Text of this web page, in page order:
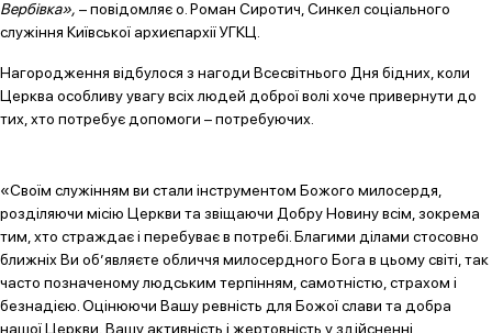
Вербівка», – повідомляє о. Роман Сиротич, Синкел соціального
служіння Київської архиєпархії УГКЦ.
Нагородження відбулося з нагоди Всесвітнього Дня бідних, коли
Церква особливу увагу всіх людей доброї волі хоче привернути до
тих, хто потребує допомоги – потребуючих.
«Своїм служінням ви стали інструментом Божого милосердя,
розділяючи місію Церкви та звіщаючи Добру Новину всім, зокрема
тим, хто страждає і перебуває в потребі. Благими ділами стосовно
ближніх Ви об’являєте обличчя милосердного Бога в цьому світі, так
часто позначеному людським терпінням, самотністю, страхом і
безнадією. Оцінюючи Вашу ревність для Божої слави та добра
нашої Церкви, Вашу активність і жертовність у здійсненні